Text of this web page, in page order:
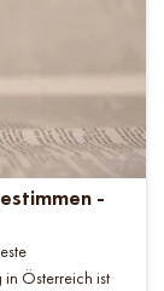
-
Österreich ist